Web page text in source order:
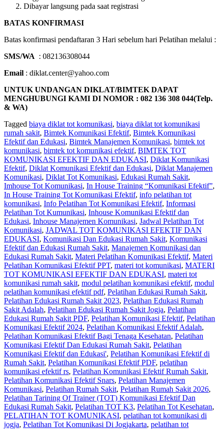
Dibayar langsung pada saat registrasi
BATAS KONFIRMASI
Batas konfirmasi pendaftaran 3 Hari sebelum hari Pelatihan melalui :
SMS/WA : 082136308044
Email : diklat.center@yahoo.com
UNTUK UNDANGAN DIKLAT/BIMTEK DAPAT
MENGHUBUNGI KAMI DI NOMOR : 082 136 308 044(Telp.
& WA)
Tagged biaya diklat tot komunikasi, biaya diklat tot komunikasi
rumah sakit, Bimtek Komunikasi Efektif, Bimtek Komunikasi
Efektif dan Edukasi, Bimtek Manajemen Komunikasi, bimtek tot
komunikasi, bimtek tot komunikasi efektif, BIMTEK TOT
KOMUNIKASI EFEKTIF DAN EDUKASI, Diklat Komunikasi
Efektif, Diklat Komunikasi Efektif dan Edukasi, Diklat Manajemen
Komunikasi, Diklat Tot Komunikasi, Edukasi Rumah Sakit,
Imhouse Tot Komunikasi, In House Training “Komunikasi Efektif”,
In House Training Tot Komunikasi Efektif, info pelatihan tot
komunikasi, Info Pelatihan Tot Komunikasi Efektif, Informasi
Pelatihan Tot Kumunikasi, Inhouse Komunikasi Efektif dan
Edukasi, Inhouse Manajemen Komunikasi, Jadwal Pelatihan Tot
Komunikasi, JADWAL TOT KOMUNIKASI EFEKTIF DAN
EDUKASI, Komunikasi Dan Edukasi Rumah Sakit, Komunikasi
Efektif dan Edukasi Rumah Sakit, Manajemen Komunikasi dan
Edukasi Rumah Sakit, Materi Pelatihan Komunikasi Efektif, Materi
Pelatihan Komunikasi Efektif PPT, materi tot komunikasi, MATERI
TOT KOMUNIKASI EFEKTIF DAN EDUKASI, materi tot
komunikasi rumah sakit, modul pelatihan komunikasi efektif, modul
pelatihan komunikasi efektif pdf, Pelatihan Edukasi Rumah Sakit,
Pelatihan Edukasi Rumah Sakit 2023, Pelatihan Edukasi Rumah
Sakit Adalah, Pelatihan Edukasi Rumah Sakit Jogja, Pelatihan
Edukasi Rumah Sakit PDF, Pelatihan Komunikasi Efektif, Pelatihan
Komunikasi Efektif 2024, Pelatihan Komunikasi Efektif Adalah,
Pelatihan Komunikasi Efektif Bagi Tenaga Kesehatan, Pelatihan
Komunikasi Efektif Dan Edukasi Rumah Sakit, Pelatihan
Komunikasi Efektif dan Edukasi', Pelatihan Komunikasi Efektif di
Rumah Sakit, Pelatihan Komunikasi Efektif PDF, pelatihan
komunikasi efektif rs, Pelatihan Komunikasi Efektif Rumah Sakit,
Pelatihan Komunikasi Efektif Snars, Pelatihan Manajemen
Komunikasi, Pelatihan Rumah Sakit‎, Pelatihan Rumah Sakit 2026,
Pelatihan Tarining Of Trainer (TOT) Komunikasi Efektif Dan
Edukasi Rumah Sakit, Pelatihan TOT K3, Pelatihan Tot Kesehatan,
PELATIHAN TOT KOMUNIKASI, pelatihan tot komunikasi di
jogja, Pelatihan Tot Komunikasi Di Jogjakarta, pelatihan tot